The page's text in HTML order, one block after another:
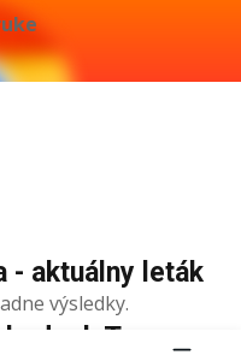
- aktuálny leták
výsledky.
Tesco